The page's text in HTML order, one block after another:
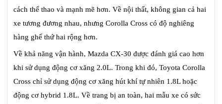
cách thể thao và mạnh mẽ hơn. Về nội thất, không gian cả hai
xe tương đương nhau, nhưng Corolla Cross có độ nghiêng
hàng ghế thứ hai rộng hơn.
Về khả năng vận hành, Mazda CX-30 được đánh giá cao hơn
khi sử dụng động cơ xăng 2.0L. Trong khi đó, Toyota Corolla
Cross chỉ sử dụng động cơ xăng hút khí tự nhiên 1.8L hoặc
động cơ hybrid 1.8L. Về trang bị an toàn, hai mẫu xe có sức